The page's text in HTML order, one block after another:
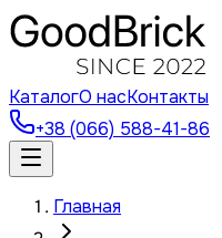
КаталогО насКонтакты
+38 (066) 588-41-86
Главная